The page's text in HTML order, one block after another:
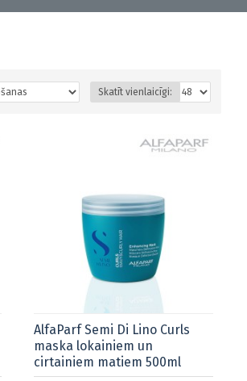
Skatīt vienlaicīgi:
AlfaParf Semi Di Lino Curls
maska lokainiem un
cirtainiem matiem 500ml